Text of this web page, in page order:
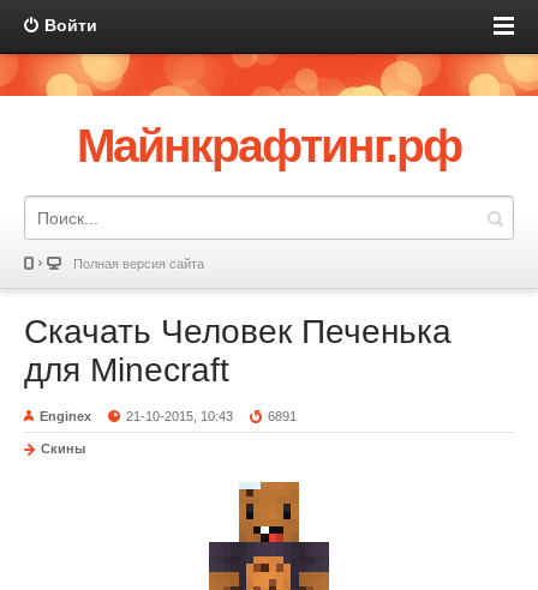
Войти
Майнкрафтинг.рф
Полная версия сайта
Скачать Человек Печенька
для Minecraft
Enginex 21-10-2015, 10:43 6891
Скины